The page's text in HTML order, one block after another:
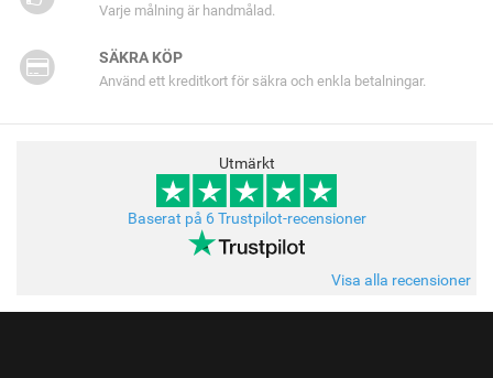
Varje målning är handmålad.
SÄKRA KÖP
Använd ett kreditkort för säkra och enkla betalningar.
Utmärkt
Baserat på 6 Trustpilot-recensioner
Visa alla recensioner